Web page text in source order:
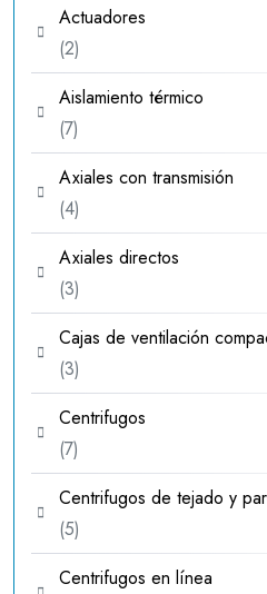
Actuadores
22
productos
Aislamiento térmico
77
productos
Axiales con transmisión
44
productos
Axiales directos
33
productos
Cajas de ventilación
33
productos
Centrifugos
77
productos
Centrifugos de tejado y
55
productos
Centrifugos en línea